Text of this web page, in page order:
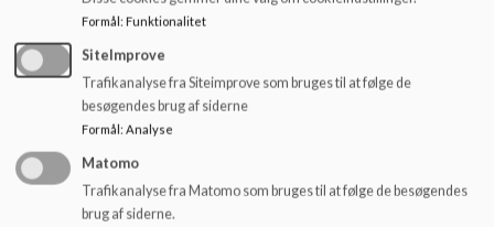
Referat SB-møde 14. december 2017.pdf
Referat SB-møde 15.01.2018
Referat SB-møde 19.04.2018
Formål: Funktionalitet
SiteImprove
Trafikanalyse fra Siteimprove som bruges til at følge de
besøgendes brug af siderne
Formål: Analyse
Matomo
Trafikanalyse fra Matomo som bruges til at følge de besøgendes
brug af siderne.